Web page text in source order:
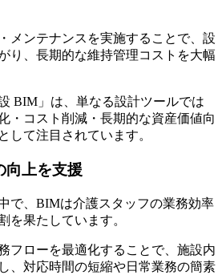
メンテナンスを実施することで、設
り、長期的な維持管理コストを大幅
BIM」は、単なる設計ツールでは
・コスト削減・長期的な資産価値向
して注目されています。
向上を支援
で、BIMは介護スタッフの業務効率
を果たしています。
フローを最適化することで、施設内
、対応時間の短縮や日常業務の簡素